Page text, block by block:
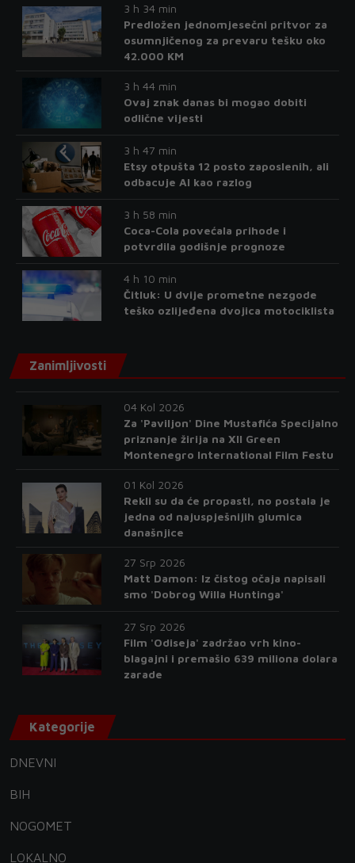
3 h 34 min
Predložen jednomjesečni pritvor za
osumnjičenog za prevaru tešku oko
42.000 KM
3 h 44 min
Ovaj znak danas bi mogao dobiti
odlične vijesti
3 h 47 min
Etsy otpušta 12 posto zaposlenih, ali
odbacuje AI kao razlog
3 h 58 min
Coca-Cola povećala prihode i
potvrdila godišnje prognoze
4 h 10 min
Čitluk: U dvije prometne nezgode
teško ozlijeđena dvojica motociklista
Zanimljivosti
04 Kol 2026
Za 'Paviljon' Dine Mustafića Specijalno
priznanje žirija na XII Green
Montenegro International Film Festu
01 Kol 2026
Rekli su da će propasti, no postala je
jedna od najuspješnijih glumica
današnjice
27 Srp 2026
Matt Damon: Iz čistog očaja napisali
smo 'Dobrog Willa Huntinga'
27 Srp 2026
Film 'Odiseja' zadržao vrh kino-
blagajni i premašio 639 miliona dolara
zarade
Kategorije
DNEVNI
BIH
NOGOMET
LOKALNO